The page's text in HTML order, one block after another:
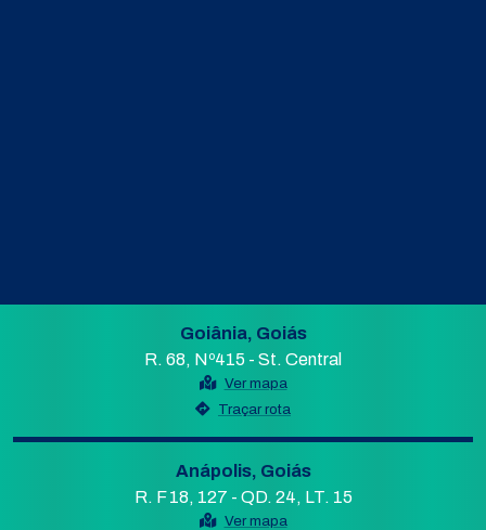
Goiânia, Goiás
R. 68, Nº415 - St. Central
Ver mapa
Traçar rota
Anápolis, Goiás
R. F 18, 127 - QD. 24, LT. 15
Ver mapa